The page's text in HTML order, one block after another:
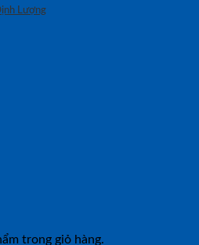
Lượng
trong giỏ hàng.